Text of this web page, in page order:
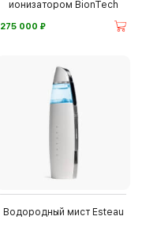
ионизатором BionTech
275 000 ⃏
Водородный мист Esteau